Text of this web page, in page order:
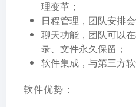
理变革；
日程管理，团队安排
聊天功能，团队可以
录、文件永久保留；
软件集成，与第三方
软件优势：